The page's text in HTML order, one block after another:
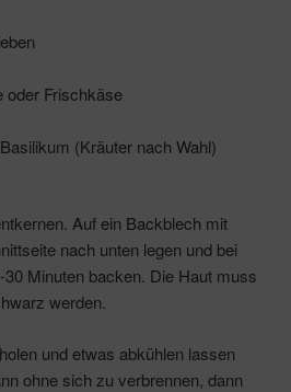
oder Frischkäse
(Kräuter nach Wahl)
Auf ein Backblech mit
nach unten legen und bei
Minuten backen. Die Haut muss
werden.
und etwas abkühlen lassen
ohne sich zu verbrennen, dann